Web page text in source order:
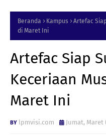
Beranda Kampus
Artefac
di Maret Ini
Artefac Siap
Keceriaan
Maret Ini
lpmvisi.com Jumat, Maret